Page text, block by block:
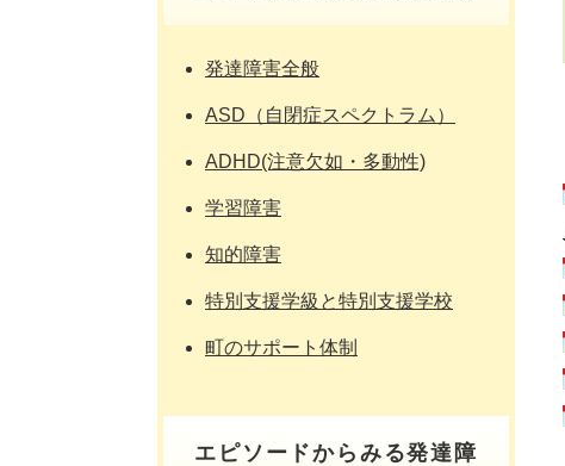
発達障害全般
ASD（自閉症スペクトラム）
ADHD(注意欠如・多動性)
学習障害
知的障害
特別支援学級と特別支援学校
町のサポート体制
エピソードからみる発達障